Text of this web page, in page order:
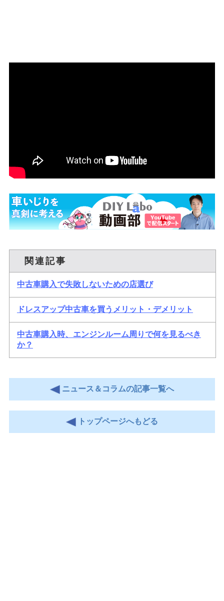
関連記事
中古車購入で失敗しないための店選び
ドレスアップ中古車を買うメリット・デメリット
中古車購入時、エンジンルーム周りで何を見るべき
か？
ニュース＆コラムの記事一覧へ
トップページへもどる